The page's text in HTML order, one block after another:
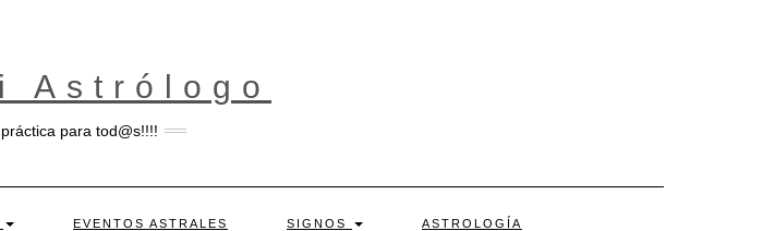
Astrólogo
para tod@s!!!!
EVENTOS ASTRALES SIGNOS ASTROLOGÍA